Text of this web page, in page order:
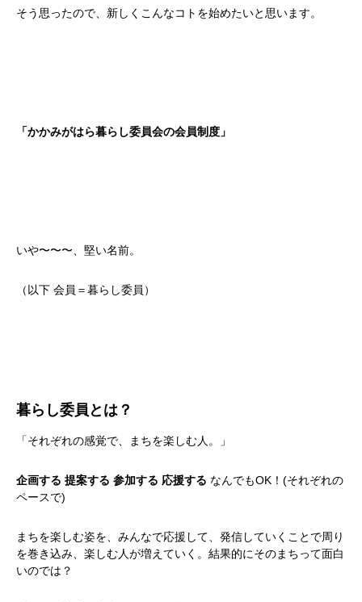
そう思ったので、新しくこんなコトを始めたいと思います。
「かかみがはら暮らし委員会の会員制度」
いや〜〜〜、堅い名前。
（以下 会員＝暮らし委員）
暮らし委員とは？
「それぞれの感覚で、まちを楽しむ人。」
企画する 提案する 参加する 応援する なんでもOK！(それぞれの
ペースで)
まちを楽しむ姿を、みんなで応援して、発信していくことで周り
を巻き込み、楽しむ人が増えていく。結果的にそのまちって面白
いのでは？